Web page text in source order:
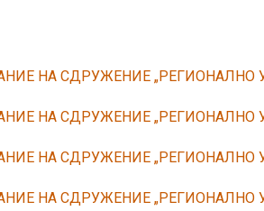
НА СДРУЖЕНИЕ „РЕГИОНАЛНО
НА СДРУЖЕНИЕ „РЕГИОНАЛНО
НА СДРУЖЕНИЕ „РЕГИОНАЛНО
НА СДРУЖЕНИЕ „РЕГИОНАЛНО